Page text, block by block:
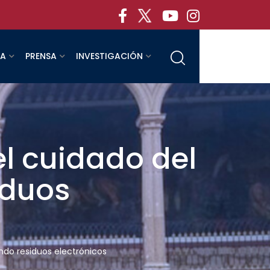
PRENSA INVESTIGACIÓN
cuidado del
residuos electrónicos